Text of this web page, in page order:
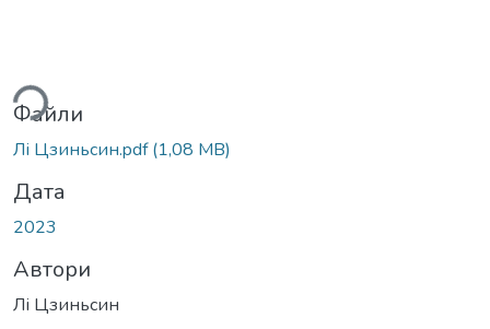
Файли
Лі Цзиньсин.pdf(1,08 MB)
Дата
2023
Автори
Лі Цзиньсин